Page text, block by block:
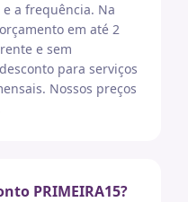
a frequência. Na
em até 2
e sem
para serviços
Nossos preços
PRIMEIRA15?